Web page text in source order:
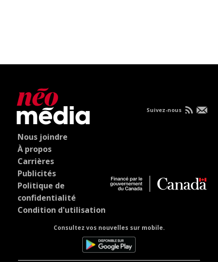
Nous joindre
À propos
Carrières
Publicités
Politique de
confidentialité
Condition d'utilisation
Consultez vos nouvelles sur mobile.
Suivez-nous